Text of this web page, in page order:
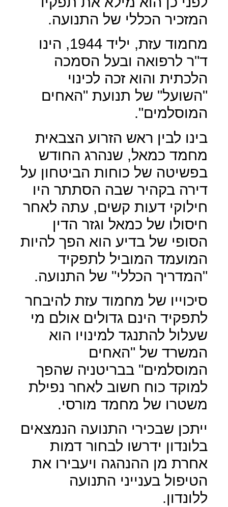
המזכיר הכללי של התנועה.
מחמוד עזת, יליד 1944, הינו
ד"ר לרפואה ובעל הסמכה
הלכתית והוא זכה לכינוי
"השועל" של תנועת "האחים
המוסלמים".
בינו לבין ראש הזרוע הצבאית
מחמד כמאל, שנהרג החודש
בפשיטה של כוחות הביטחון על
דירה בקהיר שבה הסתתר היו
חילוקי דעות קשים, עתה לאחר
חיסולו של כמאל וגזר הדין
הסופי של בדיע הוא הפך להיות
המועמד המוביל לתפקיד
"המדריך הכללי" של התנועה.
סיכוייו של מחמוד עזת להיבחר
לתפקיד הינם גדולים אולם מי
שעלול להתנגד למינויו הוא
המשרד של "האחים
המוסלמים" בבריטניה שהפך
למוקד כוח חשוב לאחר נפילת
משטרו של מחמד מורסי.
ייתכן שבכירי התנועה הנמצאים
בלונדון ידרשו לבחור דמות
אחרת מן ההנהגה ויעבירו את
הטיפול בענייני התנועה
ללונדון.